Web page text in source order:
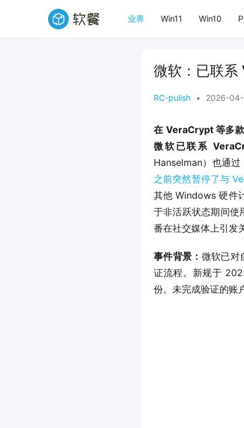
业界 Win11 Win10
微软：已联
RC-pulish • 2026-
在 VeraCrypt 等多
微软已联系
Hanselman）也通
之前突然暂停了与
其他 Windows 硬件
于非活跃状态期间使
番在社交媒体上引发
事件背景： 微软已对
证流程。新规于
份。未完成验证的账